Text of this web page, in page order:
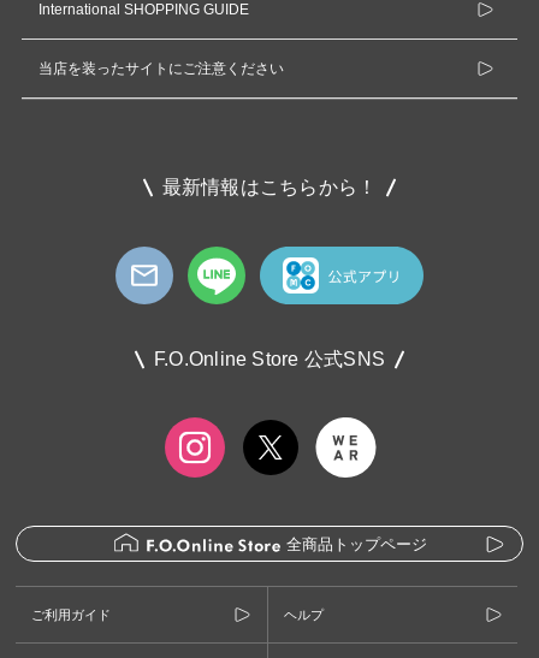
International SHOPPING GUIDE
当店を装ったサイトにご注意ください
最新情報はこちらから！
F.O.Online Store 公式SNS
全商品トップページ
ご利用ガイド ヘルプ